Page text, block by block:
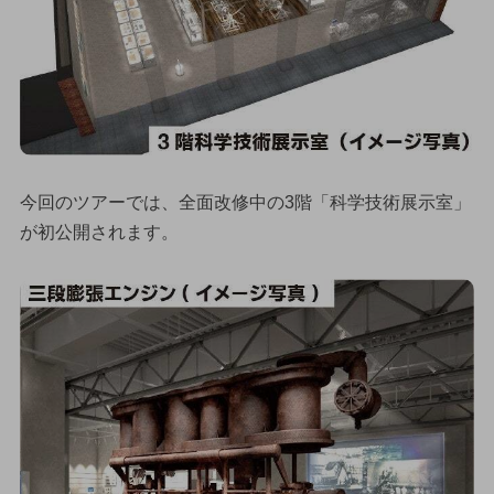
今回のツアーでは、全面改修中の3階「科学技術展示室」
が初公開されます。